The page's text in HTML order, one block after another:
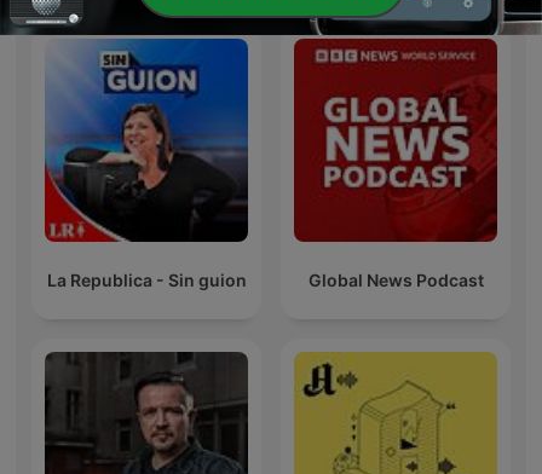
La Republica - Sin guion Global News Podcast